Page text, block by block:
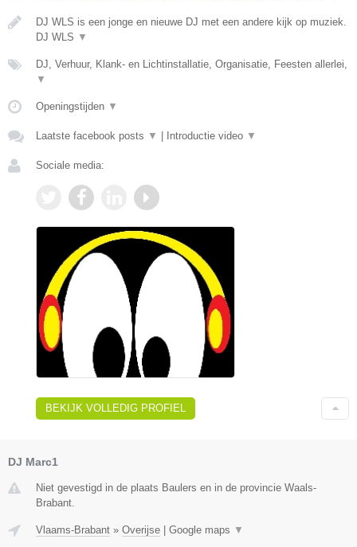
DJ WLS is een jonge en nieuwe DJ met een andere kijk op muziek.
DJ WLS ▼
DJ, Verhuur, Klank- en Lichtinstallatie, Organisatie, Feesten allerlei,
▼
Openingstijden ▼
Laatste facebook posts ▼ | Introductie video ▼
Sociale media:
BEKIJK VOLLEDIG PROFIEL
DJ Marc1
Niet gevestigd in de plaats Baulers en in de provincie Waals-
Brabant.
Vlaams-Brabant » Overijse Google maps ▼